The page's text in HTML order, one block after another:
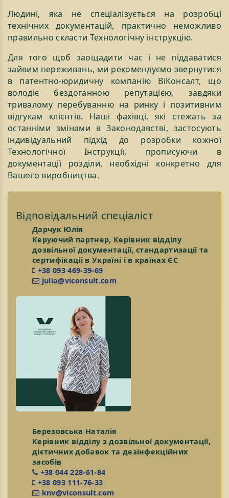
Людині, яка не спеціалізується на розробці
технічних документацій, практично неможливо
правильно скласти Технологічну інструкцію.
Для того щоб заощадити час і не піддаватися
зайвим переживань, ми рекомендуємо звернутися
в патентно-юридичну компанію ВіКонсалт, що
володіє бездоганною репутацією, завдяки
тривалому перебуванню на ринку і позитивним
відгукам клієнтів. Наші фахівці, які стежать за
останніми змінами в Законодавстві, застосують
індивідуальний підхід до розробки кожної
Технологічної Інструкції, прописуючи в
документації розділи, необхідні конкретно для
Вашого виробництва.
Відповідальний спеціаліст
Дарчук Юлія
Керуючий партнер, Керівник відділу
дозвільної документації, стандартизації та
сертифікації в Україні і в країнах ЄС
+38 093 469-39-69
julia@viconsult.com
Березовська Наталія
Керівник відділу з дозвільної документації,
дієтичних добавок та дезінфекційних
засобів
+38 044 228-61-84
+38 093 111-76-33
knv@viconsult.com